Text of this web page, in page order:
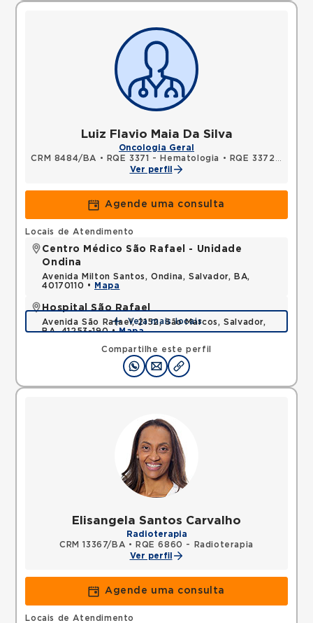
Luiz Flavio Maia Da Silva
Oncologia Geral
CRM 8484/BA • RQE 3371 - Hematologia •
RQE 3372 - Medicina interna ou clínica médica
Ver perfil
Agende uma consulta
Compartilhe este perfil
Locais de Atendimento
Centro Médico São Rafael - Unidade
Ondina
Avenida Milton Santos, Ondina, Salvador, BA,
40170110 •
Mapa
Hospital São Rafael
Avenida São Rafael, 2152, São Marcos, Salvador,
BA, 41253-190 •Mapa
Veja mais locais
Elisangela Santos Carvalho
Radioterapia
CRM 13367/BA •
RQE 6860 - Radioterapia
Ver perfil
Agende uma consulta
Locais de Atendimento